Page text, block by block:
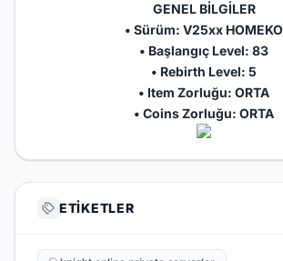
GENEL BİLGİLER
• Sürüm: V25xx HOMEKO
• Başlangıç Level: 83
• Rebirth Level: 5
• Item Zorluğu: ORTA
• Coins Zorluğu: ORTA
ETIKETLER